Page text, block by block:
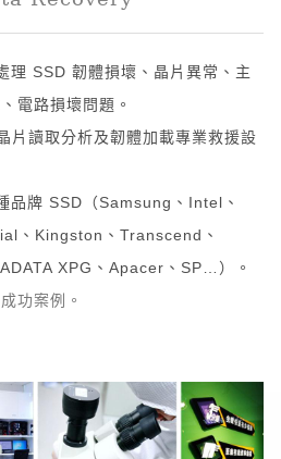
理 SSD 韌體損壞、晶片異常、主
電路損壞問題。
片讀取分析及韌體加載專業救援設
品牌 SSD（Samsung、Intel、
、Kingston、Transcend、
XPG、Apacer、SP…）。
功案例。